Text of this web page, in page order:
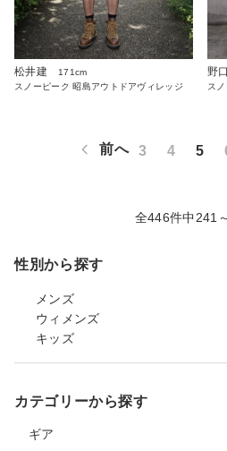
松井建
171cm
スノーピーク 昭島アウトドアヴィレッジ
野
ス
前へ 3 4 5
全446件中241
性別から探す
メンズ
ウィメンズ
キッズ
カテゴリーから探す
ギア